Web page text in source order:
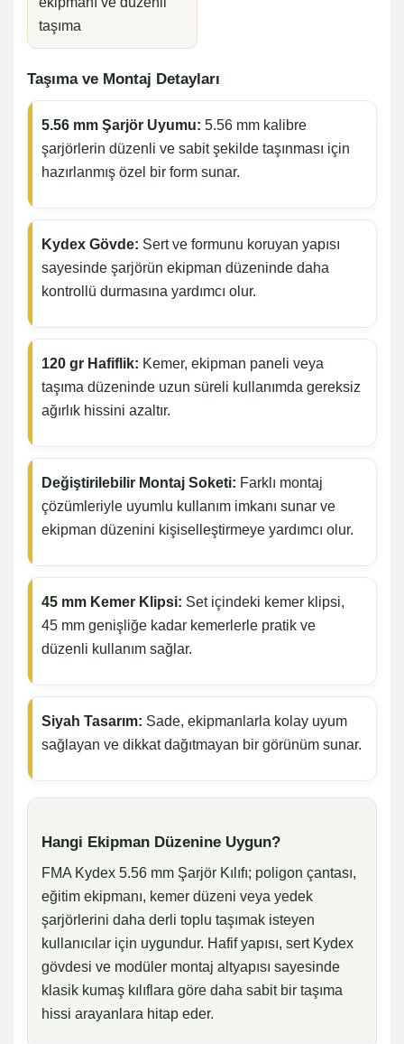
taşıma
Taşıma ve Montaj Detayları
5.56 mm Şarjör Uyumu: 5.56 mm kalibre
şarjörlerin düzenli ve sabit şekilde taşınması için
hazırlanmış özel bir form sunar.
Kydex Gövde: Sert ve formunu koruyan yapısı
sayesinde şarjörün ekipman düzeninde daha
kontrollü durmasına yardımcı olur.
120 gr Hafiflik: Kemer, ekipman paneli veya
taşıma düzeninde uzun süreli kullanımda gereksiz
ağırlık hissini azaltır.
Değiştirilebilir Montaj Soketi: Farklı montaj
çözümleriyle uyumlu kullanım imkanı sunar ve
ekipman düzenini kişiselleştirmeye yardımcı olur.
45 mm Kemer Klipsi: Set içindeki kemer klipsi,
45 mm genişliğe kadar kemerlerle pratik ve
düzenli kullanım sağlar.
Siyah Tasarım: Sade, ekipmanlarla kolay uyum
sağlayan ve dikkat dağıtmayan bir görünüm sunar.
Hangi Ekipman Düzenine Uygun?
FMA Kydex 5.56 mm Şarjör Kılıfı; poligon çantası,
eğitim ekipmanı, kemer düzeni veya yedek
şarjörlerini daha derli toplu taşımak isteyen
kullanıcılar için uygundur. Hafif yapısı, sert Kydex
gövdesi ve modüler montaj altyapısı sayesinde
klasik kumaş kılıflara göre daha sabit bir taşıma
hissi arayanlara hitap eder.